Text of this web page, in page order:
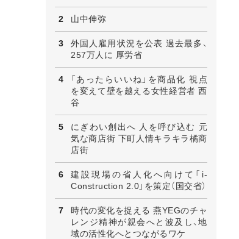
山中伸弥
外国人雇用状況を公表 過去最多、
257万人に 厚労省
「あったらいいね」を商品化 視点
を変えて壁を越える女性経営者 西
谷
にぎわい創出へ 人を呼び込む 元
気な商店街 下町人情キラキラ橘商
店街
建設現場の省人化へ向けて「i-
Construction 2.0」を策定（国交省）
時代の変化を捉える 燕YEGのチャ
レンジ精神が親会へと波及し、地
域の活性化へとつながるワケ